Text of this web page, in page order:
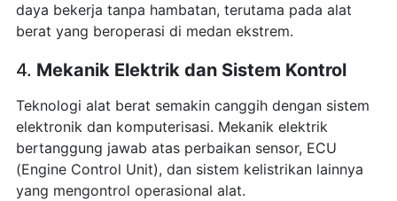
daya bekerja tanpa hambatan, terutama pada alat
berat yang beroperasi di medan ekstrem.
4. Mekanik Elektrik dan Sistem Kontrol
Teknologi alat berat semakin canggih dengan sistem
elektronik dan komputerisasi. Mekanik elektrik
bertanggung jawab atas perbaikan sensor, ECU
(Engine Control Unit), dan sistem kelistrikan lainnya
yang mengontrol operasional alat.